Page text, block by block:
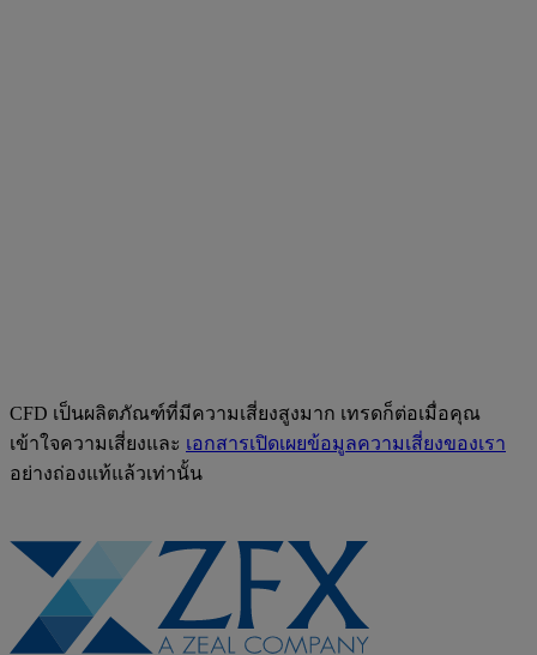
CFD เป็นผลิตภัณฑ์ที่มีความเสี่ยงสูงมาก เทรดก็ต่อเมื่อคุณ
เข้าใจความเสี่ยงและ เอกสารเปิดเผยข้อมูลความเสี่ยงของเรา
อย่างถ่องแท้แล้วเท่านั้น